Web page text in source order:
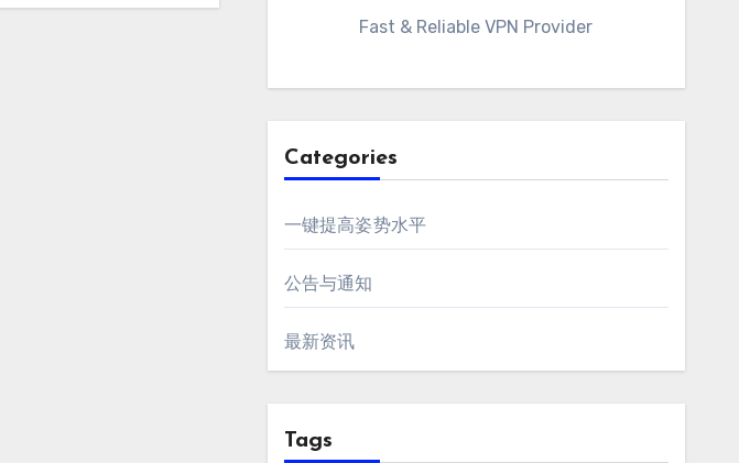
Fast & Reliable VPN Provider
Categories
一键提高姿势水平
公告与通知
最新资讯
Tags